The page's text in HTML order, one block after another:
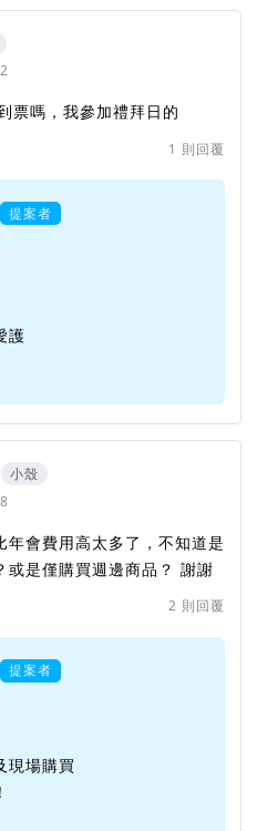
票嗎，我參加禮拜日的
1 則回覆
提案者
護
小殼
會費用高太多了，不知道是
或是僅購買週邊商品？ 謝謝
2 則回覆
提案者
現場購買